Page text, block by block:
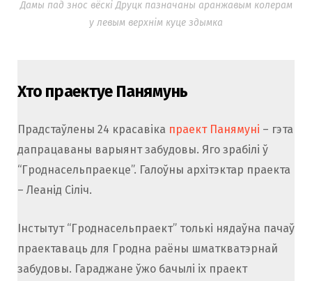
Дамы пад знос вёскі Друцк пазначаны аранжавым колерам
у левым верхнім куце здымка
Хто праектуе Панямунь
Прадстаўлены 24 красавіка праект Панямуні – гэта
дапрацаваны варыянт забудовы. Яго зрабілі ў
“Гроднасельпраекце”. Галоўны архітэктар праекта
– Леанід Сіліч.
Інстытут “Гроднасельпраект” толькі нядаўна пачаў
праектаваць для Гродна раёны шматкватэрнай
забудовы. Гараджане ўжо бачылі іх праект